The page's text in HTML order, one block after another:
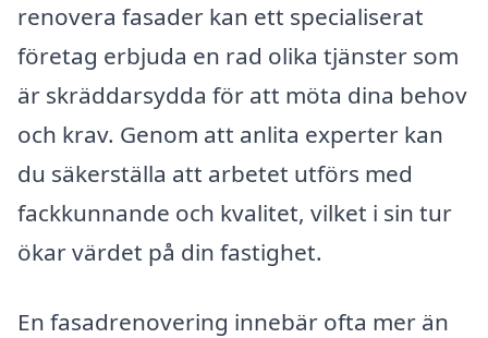
renovera fasader kan ett specialiserat
företag erbjuda en rad olika tjänster som
är skräddarsydda för att möta dina behov
och krav. Genom att anlita experter kan
du säkerställa att arbetet utförs med
fackkunnande och kvalitet, vilket i sin tur
ökar värdet på din fastighet.
En fasadrenovering innebär ofta mer än